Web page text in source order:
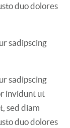
duo dolores
sadipscing
sadipscing
invidunt ut
sed diam
duo dolores